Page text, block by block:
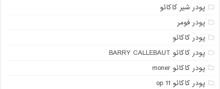
پودر شیر کاکائو
پودر فومر
پودر کاکائو
پودر کاکائو BARRY CALLEBAUT
پودر کاکائو moner
پودر کاکائو op 11